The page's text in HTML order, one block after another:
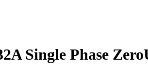
Single Phase